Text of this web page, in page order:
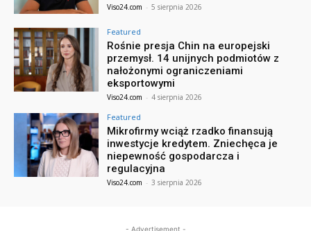
Viso24.com - 5 sierpnia 2026
Featured
Rośnie presja Chin na europejski
przemysł. 14 unijnych podmiotów z
nałożonymi ograniczeniami
eksportowymi
Viso24.com - 4 sierpnia 2026
Featured
Mikrofirmy wciąż rzadko finansują
inwestycje kredytem. Zniechęca je
niepewność gospodarcza i
regulacyjna
Viso24.com - 3 sierpnia 2026
- Advertisement -